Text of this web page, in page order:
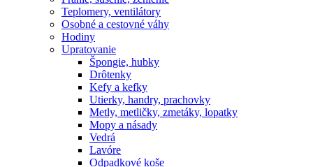
Teplomery, ventilátory
Osobné a cestovné váhy
Hodiny
Upratovanie
Špongie, hubky
Drôtenky
Kefy a kefky
Utierky, handry, prachovky
Metly, metličky, zmetáky, lopatky
Mopy a násady
Vedrá
Lavóre
Odpadkové koše